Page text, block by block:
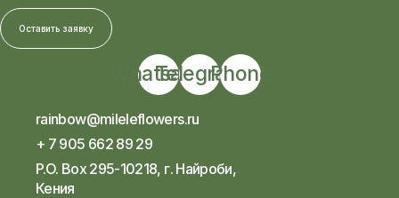
Оставить заявку
Whatsapp
Telegram
Phone
rainbow@mileleflowers.ru
+ 7 905 662 89 29
P.O. Box 295-10218, г. Найроби,
Кения